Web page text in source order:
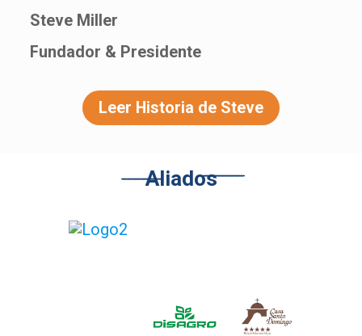
Steve Miller
Fundador & Presidente
Leer Historia de Steve
Aliados